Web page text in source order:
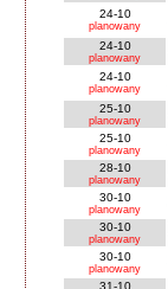
24-10
planowany
24-10
planowany
24-10
planowany
25-10
planowany
25-10
planowany
28-10
planowany
30-10
planowany
30-10
planowany
30-10
planowany
31-10